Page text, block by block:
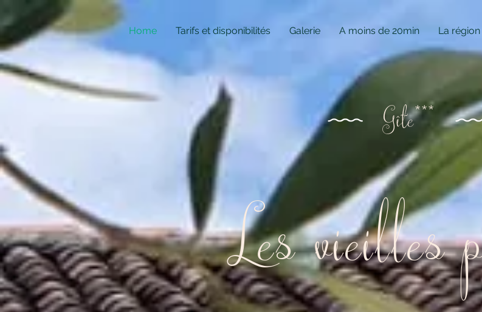
Home Tarifs et disponibilités Galerie A moins de 20min La région
Gîte***
Les vieilles